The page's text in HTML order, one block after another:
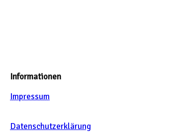
Informationen
Impressum
Datenschutzerklärung